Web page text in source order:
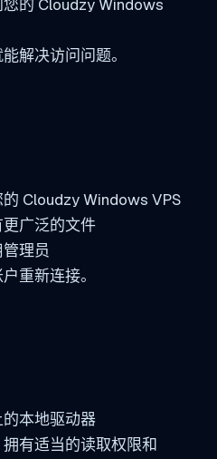
的 Cloudzy Windows
解决访问问题。
Cloudzy Windows VPS
广泛的文件
理员
重新连接。
本地驱动器
有适当的读取权限和